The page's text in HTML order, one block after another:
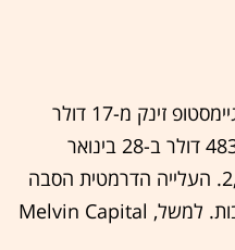
כתוצאה מכך, מחיר המניה של גיימסטופ זינק מ-17 דולר
בתחילת ינואר 2021 לשיא של 483 דולר ב-28 בינואר
2021, עלייה של יותר מ-2,700%. העלייה הדרמטית הסבה
הפסדים כבדים לקרנות גידור רבות. למשל, Melvin Capital